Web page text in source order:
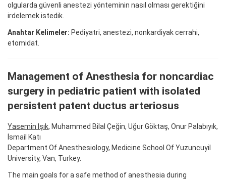
olgularda güvenli anestezi yönteminin nasıl olması gerektiğini
irdelemek istedik.
Anahtar Kelimeler: Pediyatri, anestezi, nonkardiyak cerrahi,
etomidat.
Management of Anesthesia for noncardiac
surgery in pediatric patient with isolated
persistent patent ductus arteriosus
Yasemin Işık, Muhammed Bilal Çeğin, Uğur Göktaş, Onur Palabıyık,
İsmail Katı
Department Of Anesthesiology, Medicine School Of Yuzuncuyil
University, Van, Turkey.
The main goals for a safe method of anesthesia during